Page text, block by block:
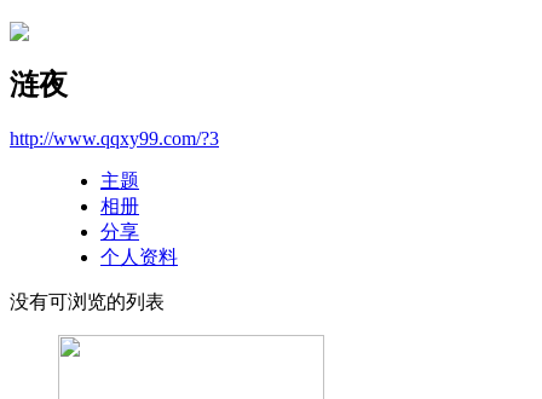
涟夜
http://www.qqxy99.com/?3
主题
相册
分享
个人资料
没有可浏览的列表